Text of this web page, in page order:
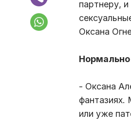
партнеру,
Оксана
- Оксана
фантазиях.
или уже